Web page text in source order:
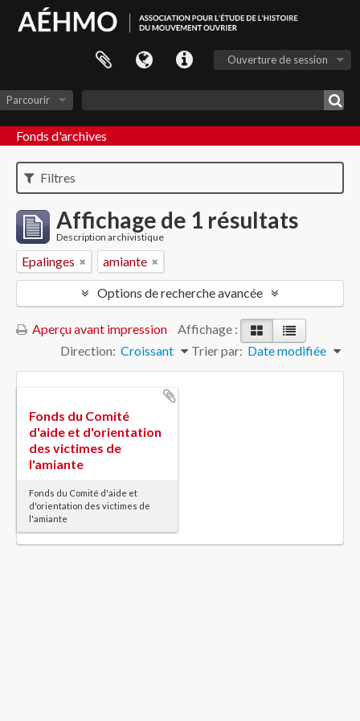
Ouverture de session
Parcourir
Fonds d'archives
Filtres
Affichage de 1 résultats
Description archivistique
Epalinges amiante
Options de recherche avancée
Aperçu avant impression
Affichage :
Trier par: Date modifiée
Direction: Croissant
Fonds du Comité
d'aide et d'orientation
des victimes de
l'amiante
Fonds du Comité d'aide et
d'orientation des victimes de
l'amiante